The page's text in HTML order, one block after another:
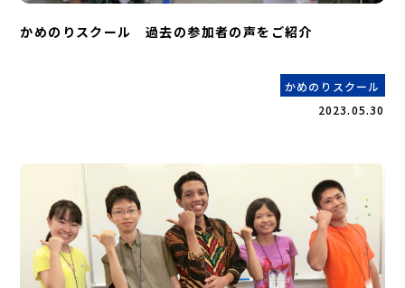
かめのりスクール 過去の参加者の声をご紹介
かめのりスクール
2023.05.30